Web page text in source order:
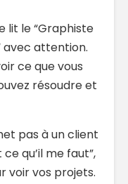
lit le “Graphiste
avec attention.
ce que vous
résoudre et
pas à un client
qu’il me faut”,
voir vos projets.